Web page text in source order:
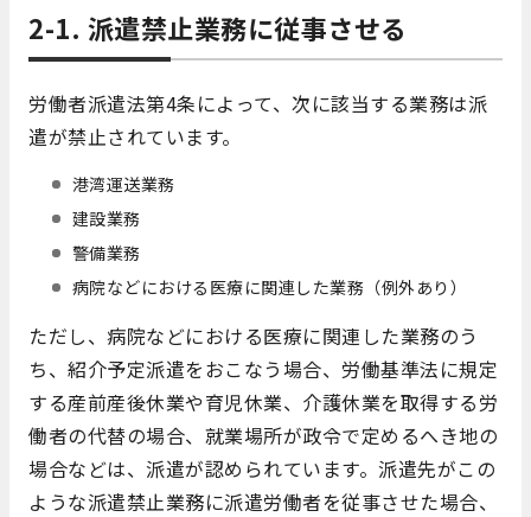
2-1. 派遣禁止業務に従事させる
労働者派遣法第4条によって、次に該当する業務は派
遣が禁止されています。
港湾運送業務
建設業務
警備業務
病院などにおける医療に関連した業務（例外あり）
ただし、病院などにおける医療に関連した業務のう
ち、紹介予定派遣をおこなう場合、 労働基準法に規定
する産前産後休業や育児休業、介護休業を取得する労
働者の代替の場合、就業場所が政令で定めるへき地の
場合などは、派遣が認められています。派遣先がこの
ような派遣禁止業務に派遣労働者を従事させた場合、